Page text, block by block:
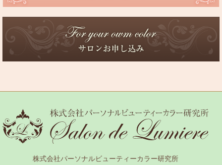
株式会社パーソナルビューティーカラー研究所